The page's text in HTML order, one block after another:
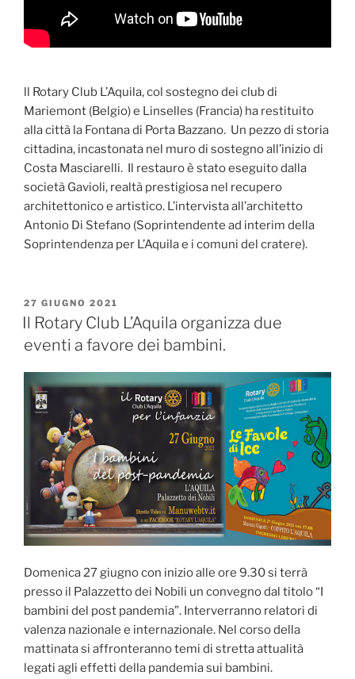
ll Rotary Club L’Aquila, col sostegno dei club di
Mariemont (Belgio) e Linselles (Francia) ha restituito
alla città la Fontana di Porta Bazzano. Un pezzo di storia
cittadina, incastonata nel muro di sostegno all’inizio di
Costa Masciarelli. Il restauro è stato eseguito dalla
società Gavioli, realtà prestigiosa nel recupero
architettonico e artistico. L’intervista all’architetto
Antonio Di Stefano (Soprintendente ad interim della
Soprintendenza per L’Aquila e i comuni del cratere).
PUBBLICATO
IL
27 GIUGNO 2021
Il Rotary Club L’Aquila organizza due
eventi a favore dei bambini.
Domenica 27 giugno con inizio alle ore 9.30 si terrà
presso il Palazzetto dei Nobili un convegno dal titolo “I
bambini del post pandemia”. Interverranno relatori di
valenza nazionale e internazionale. Nel corso della
mattinata si affronteranno temi di stretta attualità
legati agli effetti della pandemia sui bambini.